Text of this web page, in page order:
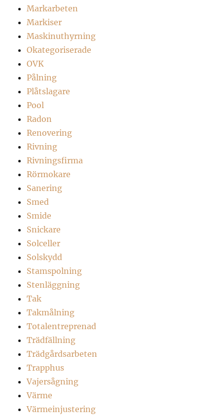
Markarbeten
Markiser
Maskinuthyrning
Okategoriserade
OVK
Pålning
Plåtslagare
Pool
Radon
Renovering
Rivning
Rivningsfirma
Rörmokare
Sanering
Smed
Smide
Snickare
Solceller
Solskydd
Stamspolning
Stenläggning
Tak
Takmålning
Totalentreprenad
Trädfällning
Trädgårdsarbeten
Trapphus
Vajersågning
Värme
Värmeinjustering